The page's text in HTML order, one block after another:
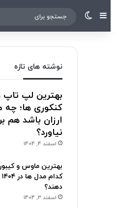
نوارکناریتغییر پوسته
نوشته های تازه
بهترین لپ تاپ
کنکوری ها؛ چه
ارزان باشد هم
نیاورد؟
اسفند 4, 1404
بهترین ماوس و
دهند؟
اسفند 3, 1404